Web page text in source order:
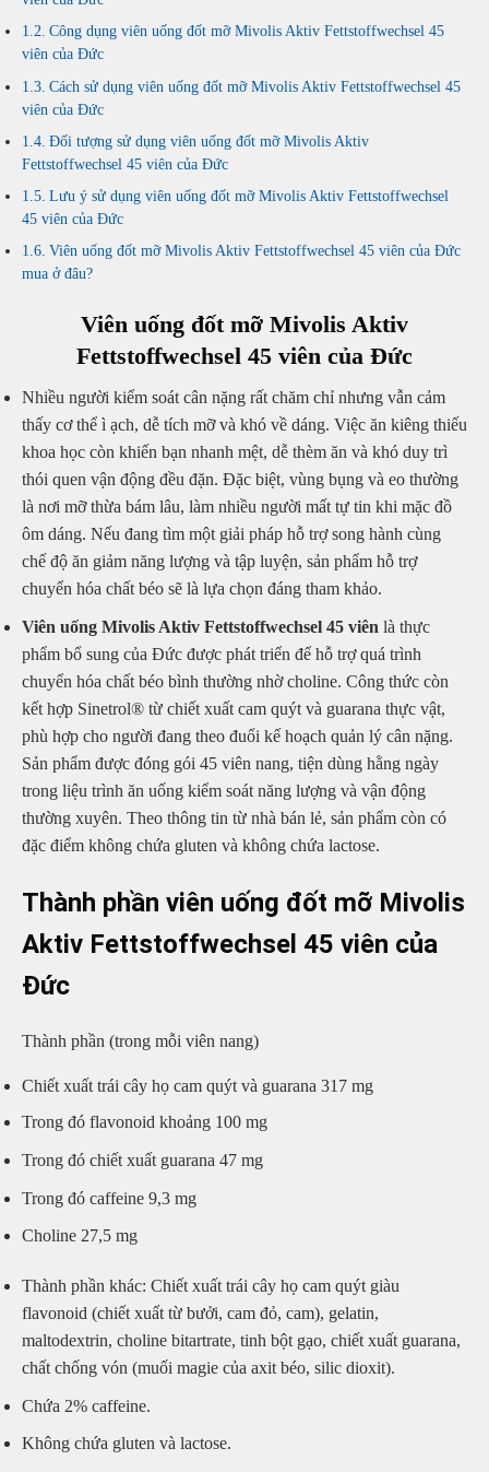
Công dụng viên uống đốt mỡ Mivolis Aktiv Fettstoffwechsel 45
viên của Đức
Cách sử dụng viên uống đốt mỡ Mivolis Aktiv Fettstoffwechsel 45
viên của Đức
Đối tượng sử dụng viên uống đốt mỡ Mivolis Aktiv
Fettstoffwechsel 45 viên của Đức
Lưu ý sử dụng viên uống đốt mỡ Mivolis Aktiv Fettstoffwechsel
45 viên của Đức
Viên uống đốt mỡ Mivolis Aktiv Fettstoffwechsel 45 viên của Đức
mua ở đâu?
Viên uống đốt mỡ Mivolis Aktiv
Fettstoffwechsel 45 viên của Đức
Nhiều người kiểm soát cân nặng rất chăm chỉ nhưng vẫn cảm
thấy cơ thể ì ạch, dễ tích mỡ và khó về dáng. Việc ăn kiêng thiếu
khoa học còn khiến bạn nhanh mệt, dễ thèm ăn và khó duy trì
thói quen vận động đều đặn. Đặc biệt, vùng bụng và eo thường
là nơi mỡ thừa bám lâu, làm nhiều người mất tự tin khi mặc đồ
ôm dáng. Nếu đang tìm một giải pháp hỗ trợ song hành cùng
chế độ ăn giảm năng lượng và tập luyện, sản phẩm hỗ trợ
chuyển hóa chất béo sẽ là lựa chọn đáng tham khảo.
Viên uống Mivolis Aktiv Fettstoffwechsel 45 viên là thực
phẩm bổ sung của Đức được phát triển để hỗ trợ quá trình
chuyển hóa chất béo bình thường nhờ choline. Công thức còn
kết hợp Sinetrol® từ chiết xuất cam quýt và guarana thực vật,
phù hợp cho người đang theo đuổi kế hoạch quản lý cân nặng.
Sản phẩm được đóng gói 45 viên nang, tiện dùng hằng ngày
trong liệu trình ăn uống kiểm soát năng lượng và vận động
thường xuyên. Theo thông tin từ nhà bán lẻ, sản phẩm còn có
đặc điểm không chứa gluten và không chứa lactose.
Thành phần viên uống đốt mỡ Mivolis
Aktiv Fettstoffwechsel 45 viên của
Đức
Thành phần (trong mỗi viên nang)
Chiết xuất trái cây họ cam quýt và guarana 317 mg
Trong đó flavonoid khoảng 100 mg
Trong đó chiết xuất guarana 47 mg
Trong đó caffeine 9,3 mg
Choline 27,5 mg
Thành phần khác: Chiết xuất trái cây họ cam quýt giàu
flavonoid (chiết xuất từ bưởi, cam đỏ, cam), gelatin,
maltodextrin, choline bitartrate, tinh bột gạo, chiết xuất guarana,
chất chống vón (muối magie của axit béo, silic dioxit).
Chứa 2% caffeine.
Không chứa gluten và lactose.